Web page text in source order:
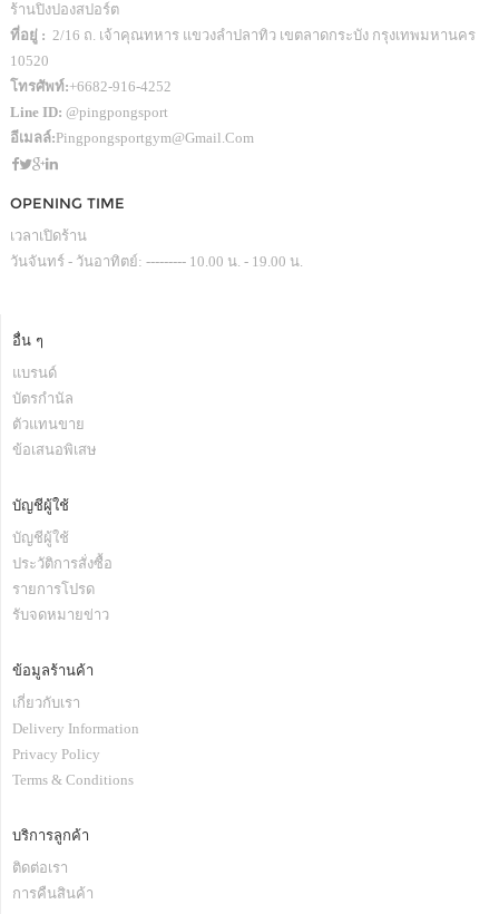
ร้านปิงปองสปอร์ต
ที่อยู่ : 2/16 ถ. เจ้าคุณทหาร แขวงลำปลาทิว เขตลาดกระบัง กรุงเทพมหานคร
10520
โทรศัพท์:+6682-916-4252
Line ID: @pingpongsport
อีเมลล์:Pingpongsportgym@gmail.com
OPENING TIME
เวลาเปิดร้าน
วันจันทร์ - วันอาทิตย์: --------- 10.00 น. - 19.00 น.
อื่น ๆ
แบรนด์
บัตรกำนัล
ตัวแทนขาย
ข้อเสนอพิเสษ
บัญชีผู้ใช้
บัญชีผู้ใช้
ประวัติการสั่งซื้อ
รายการโปรด
รับจดหมายข่าว
ข้อมูลร้านค้า
เกี่ยวกับเรา
Delivery Information
Privacy Policy
Terms & Conditions
บริการลูกค้า
ติดต่อเรา
การคืนสินค้า